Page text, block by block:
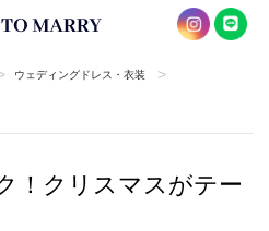
ウェディングドレス・衣装 >
！クリスマスがテー